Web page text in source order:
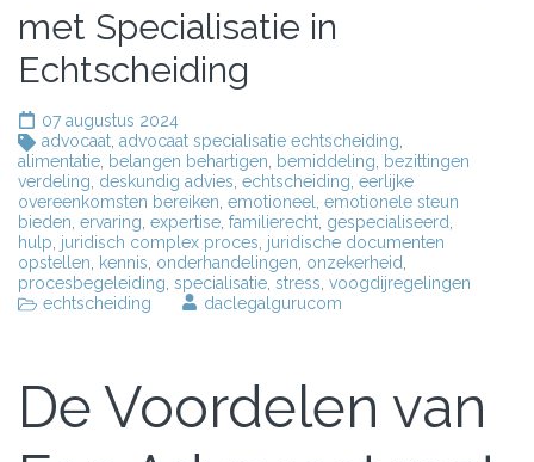
met Specialisatie in
Echtscheiding
07 augustus 2024
advocaat advocaat specialisatie echtscheiding
alimentatie belangen behartigen bemiddeling
bezittingen
verdeling deskundig advies echtscheiding eerlijke
overeenkomsten bereiken emotioneel
emotionele steun
bieden ervaring expertise familierecht gespecialiseerd
hulp juridisch complex proces juridische documenten
opstellen
kennis onderhandelingen onzekerheid
procesbegeleiding specialisatie stress voogdijregelingen
echtscheiding
daclegalgurucom
De Voordelen van